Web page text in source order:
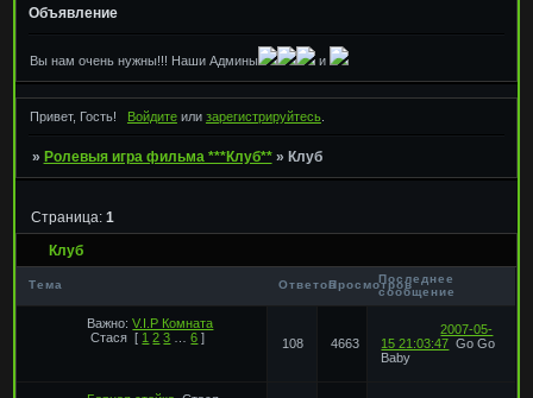
Объявление
Вы нам очень нужны!!! Наши Админы и
Привет, Гость! Войдитеили зарегистрируйтесь.
» Ролевыя игра фильма ***Клуб** » Клуб
Клуб
Страница: 1
Тема ОтветовПросмотровПоследнее
сообщение
Важно: V.I.P Комната
Стася [ 1 2 3 6 ] 108 4663
2007-05-
15 21:03:47 Go Go
Baby